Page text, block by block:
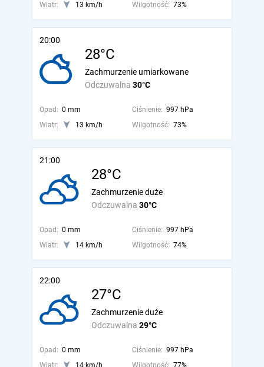
Wiatr:
13 km/h Wilgotność: 73%
20:00
28°C
Odczuwalna 30°C
Zachmurzenie umiarkowane
Opad: 0 mm Ciśnienie: 997 hPa
Wiatr:
13 km/h Wilgotność: 73%
21:00
28°C
Odczuwalna 30°C
Zachmurzenie duże
Opad: 0 mm Ciśnienie: 997 hPa
Wiatr:
14 km/h Wilgotność: 74%
22:00
27°C
Odczuwalna 29°C
Zachmurzenie duże
Opad: 0 mm Ciśnienie: 997 hPa
Wiatr:
14 km/h Wilgotność: 77%